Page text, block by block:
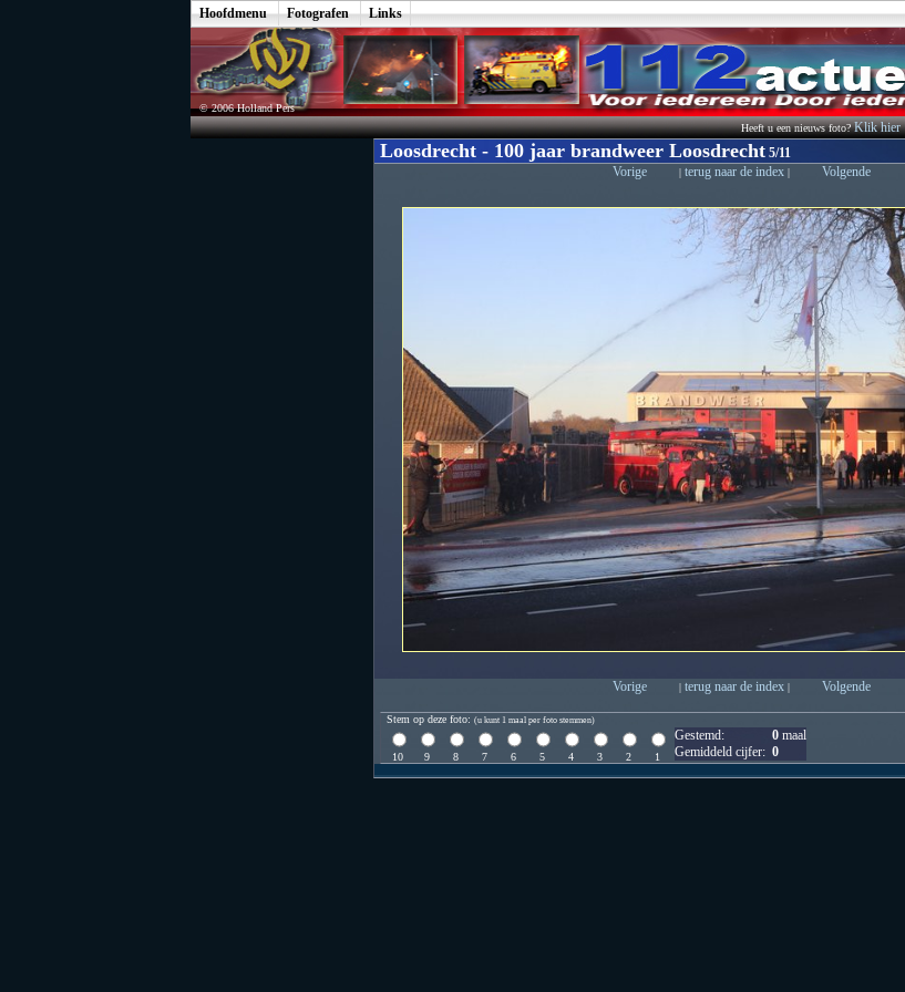
Hoofdmenu Fotografen Links
© 2006 Holland Pers
Heeft u een nieuws foto?Klik hier
Loosdrecht - 100 jaar brandweer Loosdrecht5/11
Vorige
| terug naar de index | Volgende
Vorige | terug naar de index |
Volgende
Stem op deze foto: (u kunt 1 maal per foto stemmen)
10 9 8 7 6 5 4 3 2 1
Gestemd: 0maal
Gemiddeld cijfer: 0